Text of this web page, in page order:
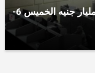
البورصة تغلق مرتفعة وتربح 11 مليار جنيه الخميس 6-